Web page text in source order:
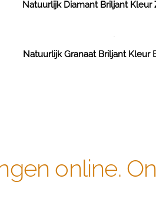
Natuurlijk Diamant Briljant Kleur
Natuurlijk Granaat Briljant Kleur
online.